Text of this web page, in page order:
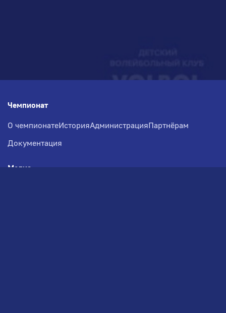
Чемпионат
О чемпионатеИсторияАдминистрацияПартнёрам
Документация
Медиа